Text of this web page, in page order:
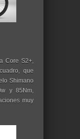
Core S2+,
que
Shimano
y 85Nm,
muy